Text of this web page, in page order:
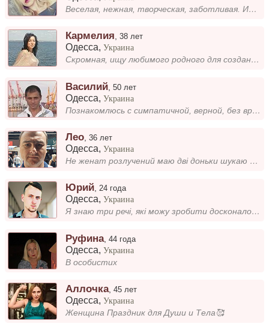
Веселая, нежная, творческая, заботливая. Ищу мужчину для серьезных отношений. Брюнета с голубыми глазами возраста от 22-...
Кармелия ,38 лет
Одесса,Украина
Скромная, ищу любимого родного для создания семьи.
Василий ,50 лет
Одесса,Украина
Познакомлюсь с симпатичной, верной, без вредных привычек, доброй девушкой для создания семьи.
Лео ,36 лет
Одесса,Украина
Не женат розлучений маю дві доньки шукаю жінку для серйозних стосунків
Юрий,24 года
Одесса,Украина
Я знаю три речі, які можу зробити досконало: приготувати смачне смажене м’ясо, зробити людину щасливою навіть у найпогір...
Руфина,44 года
Одесса,Украина
В особистих
Аллочка,45 лет
Одесса,Украина
Женщина Праздник для Души и Тела🥰